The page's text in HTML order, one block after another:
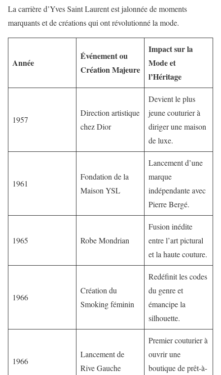
La carrière d’Yves Saint Laurent est jalonnée de moments
marquants et de créations qui ont révolutionné la mode.
Année
Événement ou
Création Majeure
Impact sur la
Mode et
l’Héritage
1957
Direction artistique
chez Dior
Devient le plus
jeune couturier à
diriger une maison
de luxe.
1961
Fondation de la
Maison YSL
Lancement d’une
marque
indépendante avec
Pierre Bergé.
1965 Robe Mondrian
Fusion inédite
entre l’art pictural
et la haute couture.
1966
Création du
Smoking féminin
Redéfinit les codes
du genre et
émancipe la
silhouette.
1966
Lancement de
Rive Gauche
Premier couturier à
ouvrir une
boutique de prêt-à-